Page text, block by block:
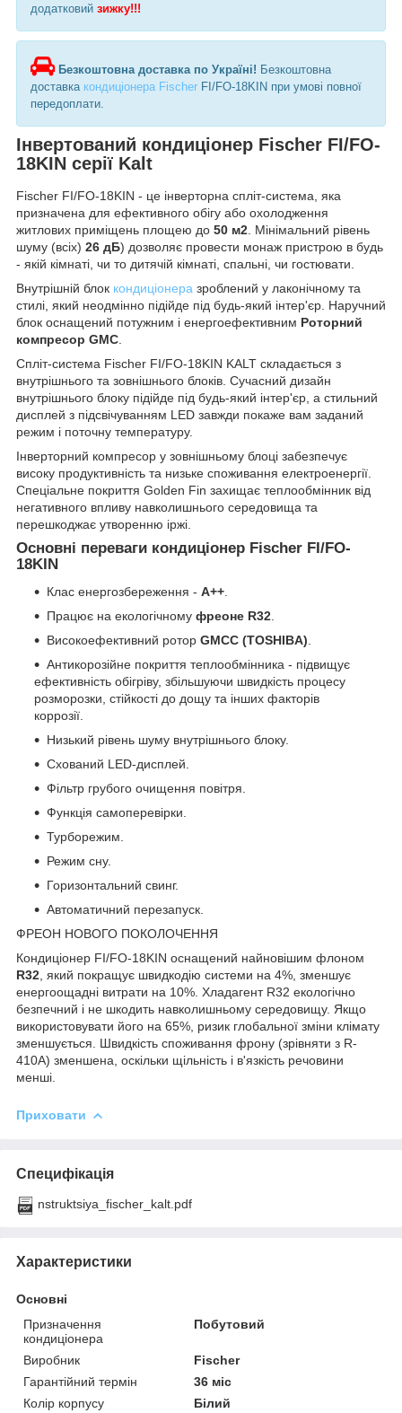
додатковий зижку!!!
Безкоштовна доставка по Україні! Безкоштовна
доставка кондиціонера Fischer FI/FO-18KIN при умові повної
передоплати.
Інвертований кондиціонер Fischer FI/FO-
18KIN серії Kalt
Fischer FI/FO-18KIN - це інверторна спліт-система, яка
призначена для ефективного обігу або охолодження
житлових приміщень площею до 50 м2 . Мінімальний рівень
шуму (всіх) 26 дБ) дозволяє провести монаж пристрою в будь
- якій кімнаті, чи то дитячій кімнаті, спальні, чи гостювати.
Внутрішній блок кондиціонера зроблений у лаконічному та
стилі, який неодмінно підійде під будь-який інтер'єр. Наручний
блок оснащений потужним і енергоефективним Роторний
компресор GMC
Спліт-система Fischer FI/FO-18KIN KALT складається з
внутрішнього та зовнішнього блоків. Сучасний дизайн
внутрішнього блоку підійде під будь-який інтер'єр, а стильний
дисплей з підсвічуванням LED завжди покаже вам заданий
режим і поточну температуру.
Інверторний компресор у зовнішньому блоці забезпечує
високу продуктивність та низьке споживання електроенергії.
Спеціальне покриття Golden Fin захищає теплообмінник від
негативного впливу навколишнього середовища та
перешкоджає утворенню іржі.
Основні переваги кондиціонер Fischer FI/FO-
18KIN
Клас енергозбереження - А++
Працює на екологічному фреоне R32
Високоефективний ротор GMCC (TOSHIBA)
Антикорозійне покриття теплообмінника - підвищує
ефективність обігріву, збільшуючи швидкість процесу
розморозки, стійкості до дощу та інших факторів
коррозії.
Низький рівень шуму внутрішнього блоку.
Схований LED-дисплей.
Фільтр грубого очищення повітря.
Функція самоперевірки.
Турборежим.
Режим сну.
Горизонтальний свинг.
Автоматичний перезапуск.
ФРЕОН НОВОГО ПОКОЛОЧЕННЯ
Кондиціонер FI/FO-18KIN оснащений найновішим флоном
R32 , який покращує швидкодію системи на 4%, зменшує
енергоощадні витрати на 10%. Хладагент R32 екологічно
безпечний і не шкодить навколишньому середовищу. Якщо
використовувати його на 65%, ризик глобальної зміни клімату
зменшується. Швидкість споживання фрону (зрівняти з R-
410A) зменшена, оскільки щільність і в'язкість речовини
менші.
Приховати
Специфікація
nstruktsiya_fischer_kalt.pdf
Характеристики
Основні
Призначення
кондиціонера
Побутовий
Виробник
Fischer
Гарантійний термін
36 міс
Колір корпусу
Білий